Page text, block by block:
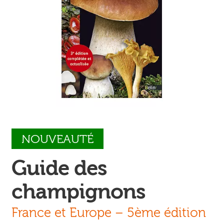
NOUVEAUTÉ
Guide des
champignons
France et Europe – 5ème édition